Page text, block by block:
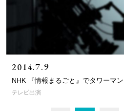
2014.7.9
NHK 『情報まるごと』でタワーマン
テレビ出演